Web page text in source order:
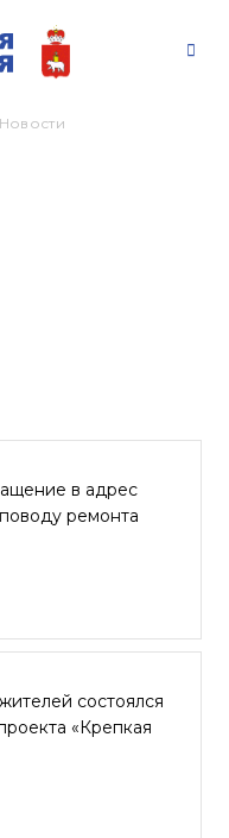
Новости
в адрес
ремонта
состоялся
«Крепкая